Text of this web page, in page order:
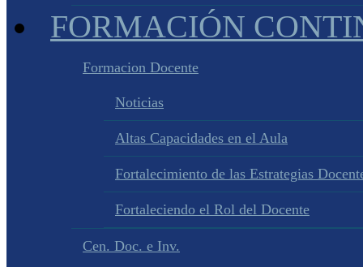
FORMACIÓN
Formacion Docente
Noticias
Altas Capacidades en el Aula
Fortalecimiento de las Estrategias
Fortaleciendo el Rol del Docente
Cen. Doc. e Inv.